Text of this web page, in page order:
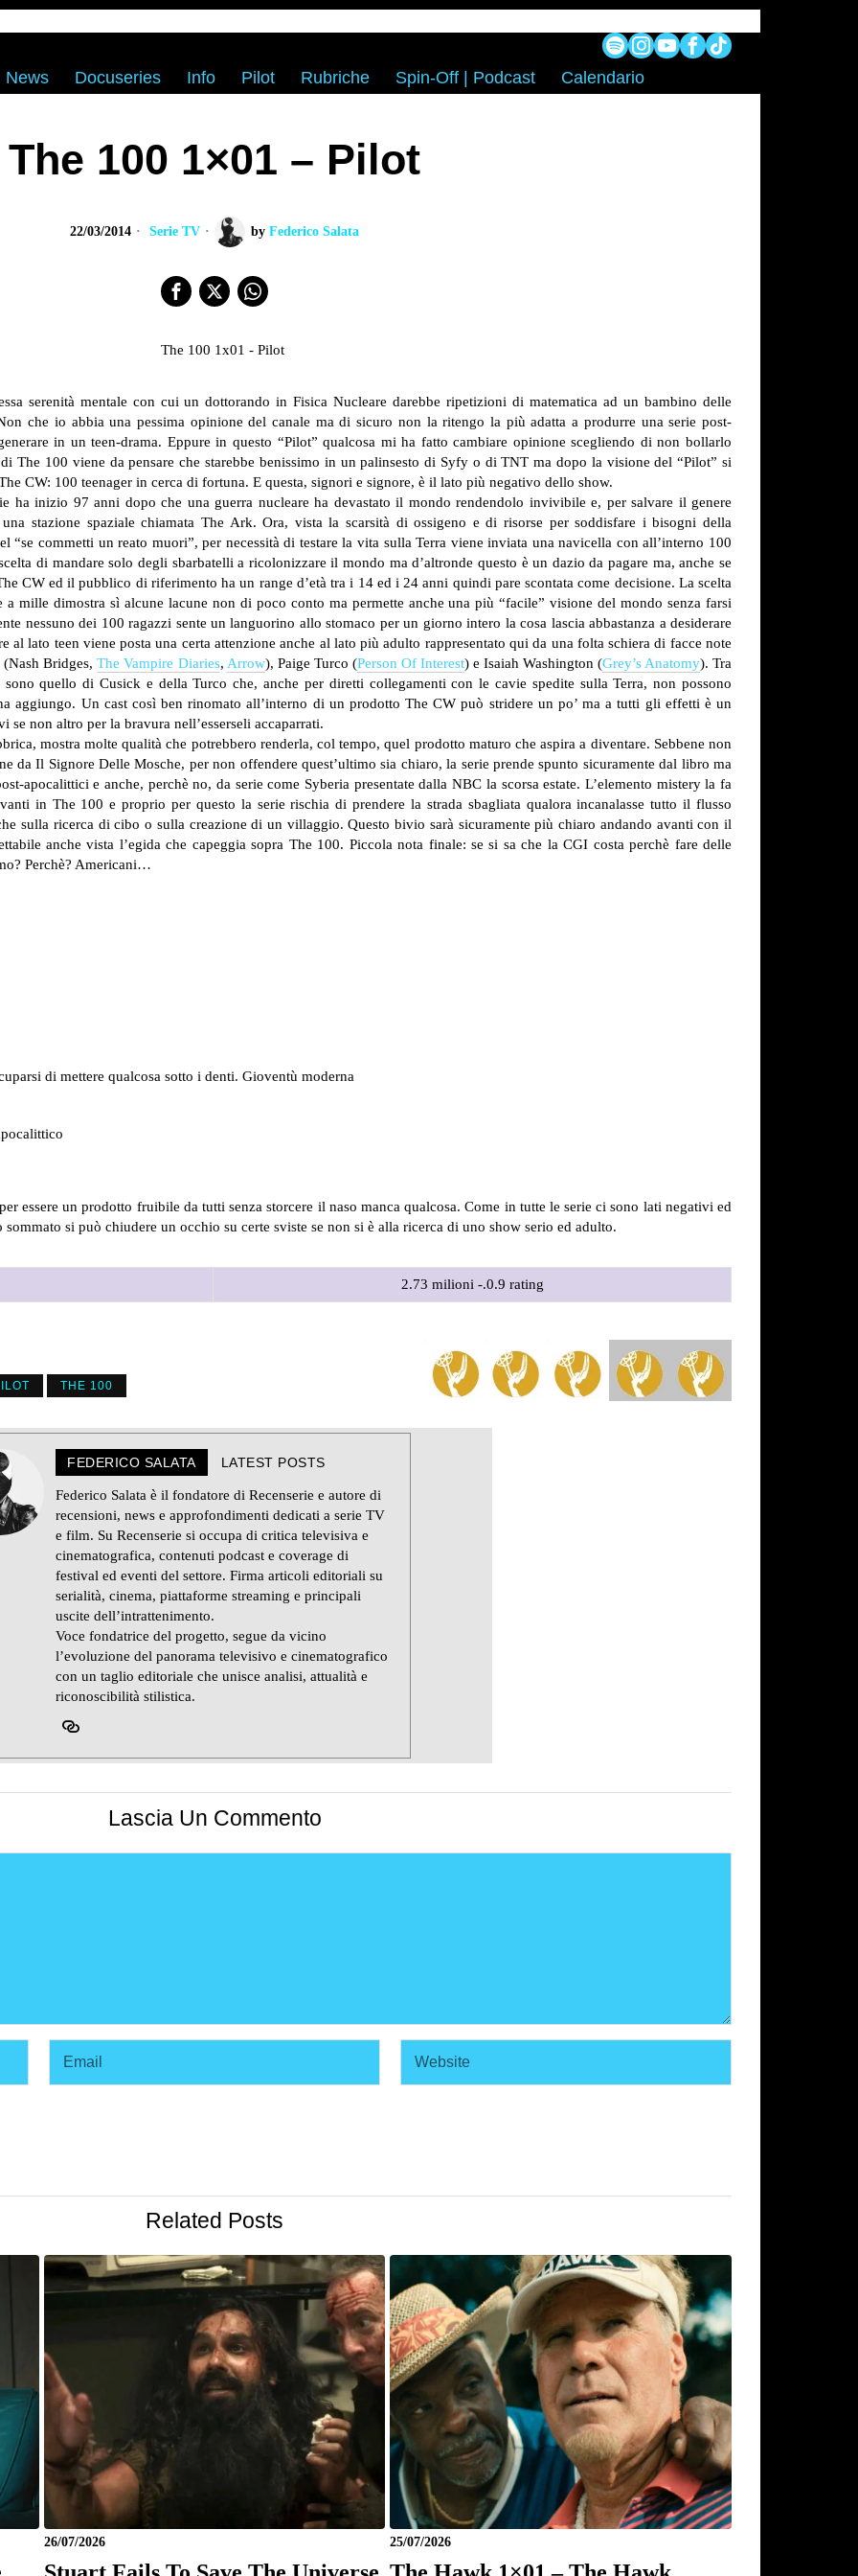
News Docuseries Info Pilot Rubriche Spin-Off | Podcast Calendario
The 100 1×01 – Pilot
22/03/2014 Serie TV by Federico Salata
serenità mentale con cui un dottorando in Fisica Nucleare darebbe ripetizioni di matematica ad un bambino delle
che io abbia una pessima opinione del canale ma di sicuro non la ritengo la più adatta a produrre una serie post-
in un teen-drama. Eppure in questo “Pilot” qualcosa mi ha fatto cambiare opinione scegliendo di non bollarlo
The 100 viene da pensare che starebbe benissimo in un palinsesto di Syfy o di TNT ma dopo la visione del “Pilot” si
CW: 100 teenager in cerca di fortuna. E questa, signori e signore, è il lato più negativo dello show.
ha inizio 97 anni dopo che una guerra nucleare ha devastato il mondo rendendolo invivibile e, per salvare il genere
stazione spaziale chiamata The Ark. Ora, vista la scarsità di ossigeno e di risorse per soddisfare i bisogni della
“se commetti un reato muori”, per necessità di testare la vita sulla Terra viene inviata una navicella con all’interno 100
di mandare solo degli sbarbatelli a ricolonizzare il mondo ma d’altronde questo è un dazio da pagare ma, anche se
CW ed il pubblico di riferimento ha un range d’età tra i 14 ed i 24 anni quindi pare scontata come decisione. La scelta
a mille dimostra sì alcune lacune non di poco conto ma permette anche una più “facile” visione del mondo senza farsi
nessuno dei 100 ragazzi sente un languorino allo stomaco per un giorno intero la cosa lascia abbastanza a desiderare
al lato teen viene posta una certa attenzione anche al lato più adulto rappresentato qui da una folta schiera di facce note
Bridges,The Vampire Diaries, Arrow), Paige Turco (Person Of Interest) e Isaiah Washington (Grey’s Anatomy). Tra
quello di Cusick e della Turco che, anche per diretti collegamenti con le cavie spedite sulla Terra, non possono
aggiungo. Un cast così ben rinomato all’interno di un prodotto The CW può stridere un po’ ma a tutti gli effetti è un
non altro per la bravura nell’esserseli accaparrati.
mostra molte qualità che potrebbero renderla, col tempo, quel prodotto maturo che aspira a diventare. Sebbene non
da Il Signore Delle Mosche, per non offendere quest’ultimo sia chiaro, la serie prende spunto sicuramente dal libro ma
apocalittici e anche, perchè no, da serie come Syberia presentate dalla NBC la scorsa estate. L’elemento mistery la fa
in The 100 e proprio per questo la serie rischia di prendere la strada sbagliata qualora incanalasse tutto il flusso
sulla ricerca di cibo o sulla creazione di un villaggio. Questo bivio sarà sicuramente più chiaro andando avanti con il
anche vista l’egida che capeggia sopra The 100. Piccola nota finale: se si sa che la CGI costa perchè fare delle
Perchè? Americani…
di mettere qualcosa sotto i denti. Gioventù moderna
essere un prodotto fruibile da tutti senza storcere il naso manca qualcosa. Come in tutte le serie ci sono lati negativi ed
si può chiudere un occhio su certe sviste se non si è alla ricerca di uno show serio ed adulto.
2.73 milioni -.0.9 rating
THE 100
FEDERICO SALATA LATEST POSTS
Federico Salata è il fondatore di Recenserie e autore di
recensioni, news e approfondimenti dedicati a serie TV
e film. Su Recenserie si occupa di critica televisiva e
cinematografica, contenuti podcast e coverage di
festival ed eventi del settore. Firma articoli editoriali su
serialità, cinema, piattaforme streaming e principali
uscite dell’intrattenimento.
Voce fondatrice del progetto, segue da vicino
l’evoluzione del panorama televisivo e cinematografico
con un taglio editoriale che unisce analisi, attualità e
riconoscibilità stilistica.
Lascia Un Commento
Related Posts
26/07/2026 25/07/2026